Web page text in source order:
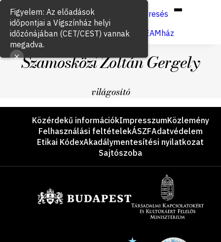
Keresés
Jegyvásárlás
VígSTREAMház
Szamosközi Zoltán Gergely
világosító
LáblécKözérdekű információkImpresszumKözlemény
Felhasználási feltételekÁSZFAdatvédelem
Etikai KódexAkadálymentesítési nyilatkozat
Sajtószoba
Figyelem: Az előadások
időpontjai a Vígszínház helyi
időzónájában (CET/CEST) vannak
megadva.